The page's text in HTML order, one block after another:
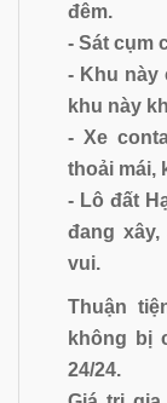
đêm.
- Sát cụm
- Khu này
khu này
- Xe
thoải mái,
- Lô đất
đang
vui.
Thuận
không bị
24/24.